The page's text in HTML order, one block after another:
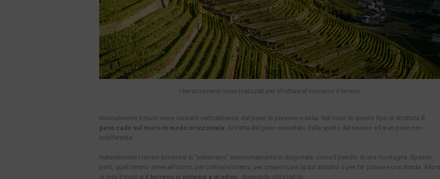
I terrazzamenti sono realizzati per sfruttare al massimo il terreno
Normalmente il muro viene caricato verticalmente, dal peso di persone e solai. Nel caso di questo tipo di struttura il
peso cade sul muro in modo orizzontale. Si tratta del peso esercitato dalla spinta del terreno ed è un peso non
indifferente.
Naturalmente i terreni scoscesi si “sistemano” autonomamente in diagonale, come il pendio di una montagna. Spesso,
però, quel terreno serve all’uomo, per coltivare la terra, per creare nuovi spazi abitativi o per far passare una strada. Allora
si crea il muro e il terreno si sistema a gradoni, divenendo utilizzabile.